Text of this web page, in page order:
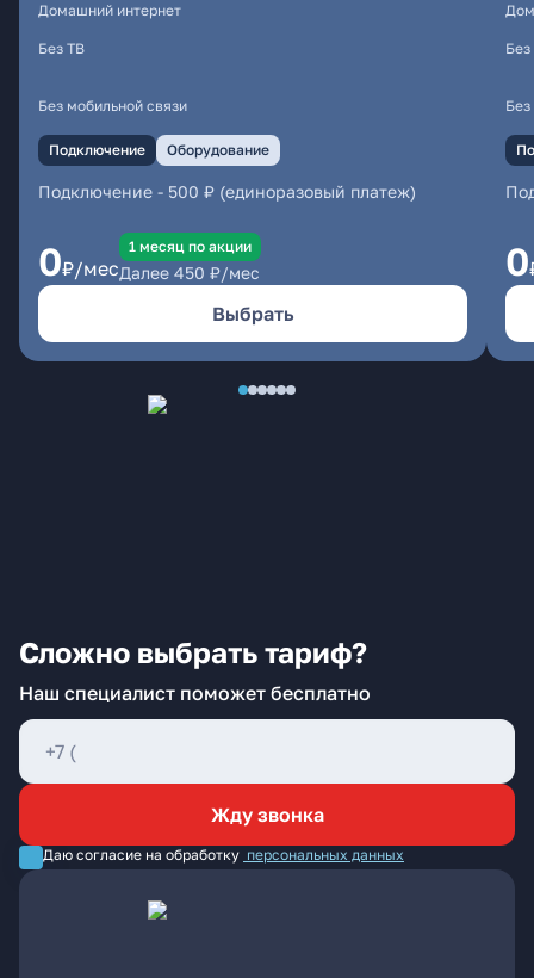
Домашний интернет
Без ТВ
Без мобильной связи
Подключение Оборудование
Подключение - 500 ₽ (единоразовый платеж)
0₽/мес
1 месяц по акции
Далее 450 ₽/мес
Выбрать
0
Сложно выбрать тариф?
Наш специалист поможет бесплатно
Жду звонка
Даю согласие на обработку персональных данных